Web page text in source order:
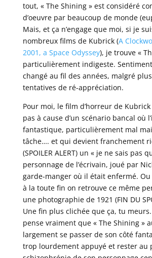
tout, « The Shining » est considéré
d’oeuvre par beaucoup de monde
Mais, et ça n’engage que moi, si je
nombreux films de Kubrick (A
2001, a Space Odyssey), je trouve «
particulièrement indigeste.
changé au fil des années, malgré
tentatives de ré-appréciation.
Pour moi, le film d’horreur de
pas à cause d’un scénario bancal où
fantastique, particulièrement mal
tâche…. et qui devient franchement
(SPOILER ALERT) un « je ne sais pas
personnage de l’écrivain, joué par
garde-manger où il était enfermé.
à la toute fin on retrouve ce même
une photographie de 1921 (FIN DU
Une fin plus clichée que ça, tu
pense vraiment que « The Shining »
largement se passer de son côté
trop lourdement appuyé et rester au